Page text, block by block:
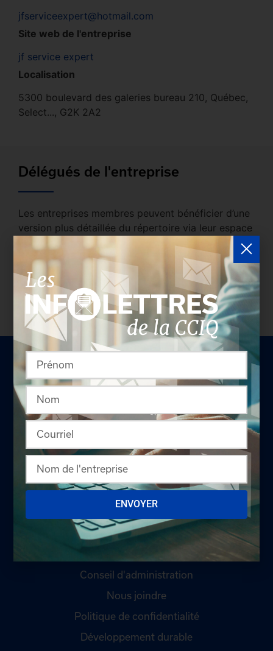
jfserviceexpert@hotmail.com
Site web de l'entreprise
jf service expert
Localisation
5300 boulevard des galeries bureau 210, Québec,
Select..., G2K 2A2
Délégués de l'entreprise
Les entreprises membres peuvent bénéficier d’une
version plus détaillée du répertoire via leur espace
profil complet des entreprises incluant les
coordonnées des délégués inscrits. Vous n'êtes
pas membre? N'attendez plus et
devenez membre!
LA CHAMBRE
Offres d'emploi
Appel d'offres
Comités
Conseil d'administration
Nous joindre
Politique de confidentialité
Développement durable
ENVOYER